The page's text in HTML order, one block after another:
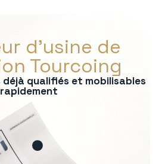
d’usine de
Tourcoing
qualifiés et mobilisables
rapidement